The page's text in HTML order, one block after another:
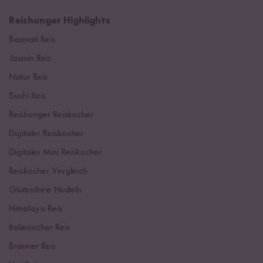
Reishunger Highlights
Basmati Reis
Jasmin Reis
Natur Reis
Sushi Reis
Reishunger Reiskocher
Digitaler Reiskocher
Digitaler Mini Reiskocher
Reiskocher Vergleich
Glutenfreie Nudeln
Himalaya Reis
Italienischer Reis
Brauner Reis